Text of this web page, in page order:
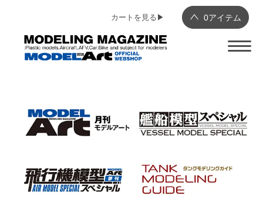
0アイテム
カートを見る▶︎